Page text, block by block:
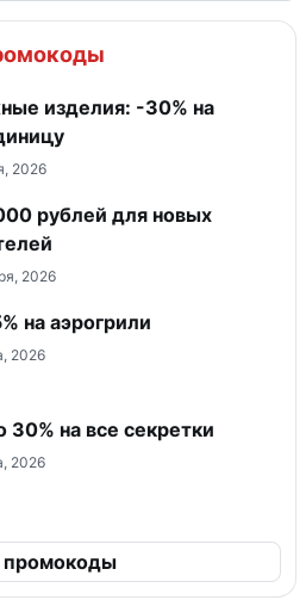
изделия: -30% на
2026
рублей для новых
2026
на аэрогрили
2026
30% на все секретки
2026
промокоды